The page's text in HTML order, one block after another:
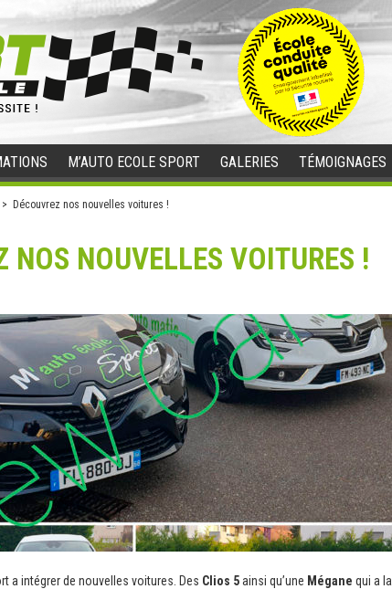
M’AUTO ECOLE SPORT GALERIES TÉMOIGNAGES
> Découvrez nos nouvelles voitures !
NOS NOUVELLES VOITURES !
a intégrer de nouvelles voitures. Des Clios 5ainsi qu’une Mégane qui a la